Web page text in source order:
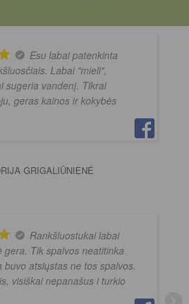
Esu labai patenkinta
Labai "mieli",
sugeria vandenį. Tikrai
geras kainos ir kokybės
GRIGALIŪNIENĖ
Rankšluostukai labai
gera. Tik spalvos neatitinka
buvo atsiųstas ne tos spalvos.
visiškai nepanašus i turkio